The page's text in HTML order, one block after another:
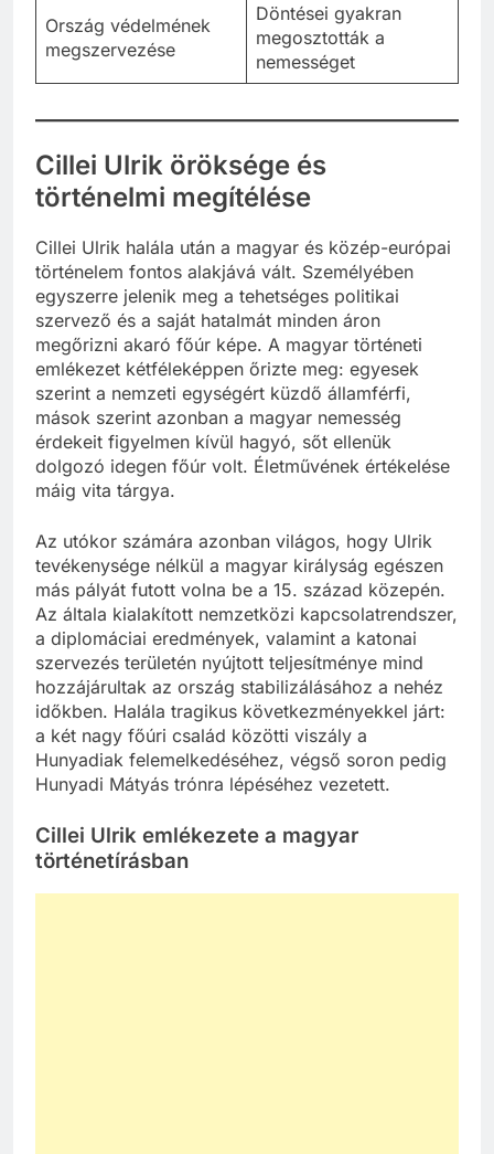
Ország védelmének
megszervezése
Döntései gyakran
megosztották a
nemességet
Cillei Ulrik öröksége és
történelmi megítélése
Cillei Ulrik halála után a magyar és közép-európai
történelem fontos alakjává vált. Személyében
egyszerre jelenik meg a tehetséges politikai
szervező és a saját hatalmát minden áron
megőrizni akaró főúr képe. A magyar történeti
emlékezet kétféleképpen őrizte meg: egyesek
szerint a nemzeti egységért küzdő államférfi,
mások szerint azonban a magyar nemesség
érdekeit figyelmen kívül hagyó, sőt ellenük
dolgozó idegen főúr volt. Életművének értékelése
máig vita tárgya.
Az utókor számára azonban világos, hogy Ulrik
tevékenysége nélkül a magyar királyság egészen
más pályát futott volna be a 15. század közepén.
Az általa kialakított nemzetközi kapcsolatrendszer,
a diplomáciai eredmények, valamint a katonai
szervezés területén nyújtott teljesítménye mind
hozzájárultak az ország stabilizálásához a nehéz
időkben. Halála tragikus következményekkel járt:
a két nagy főúri család közötti viszály a
Hunyadiak felemelkedéséhez, végső soron pedig
Hunyadi Mátyás trónra lépéséhez vezetett.
Cillei Ulrik emlékezete a magyar
történetírásban